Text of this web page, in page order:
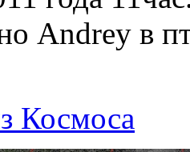
Andrey в
Космоса